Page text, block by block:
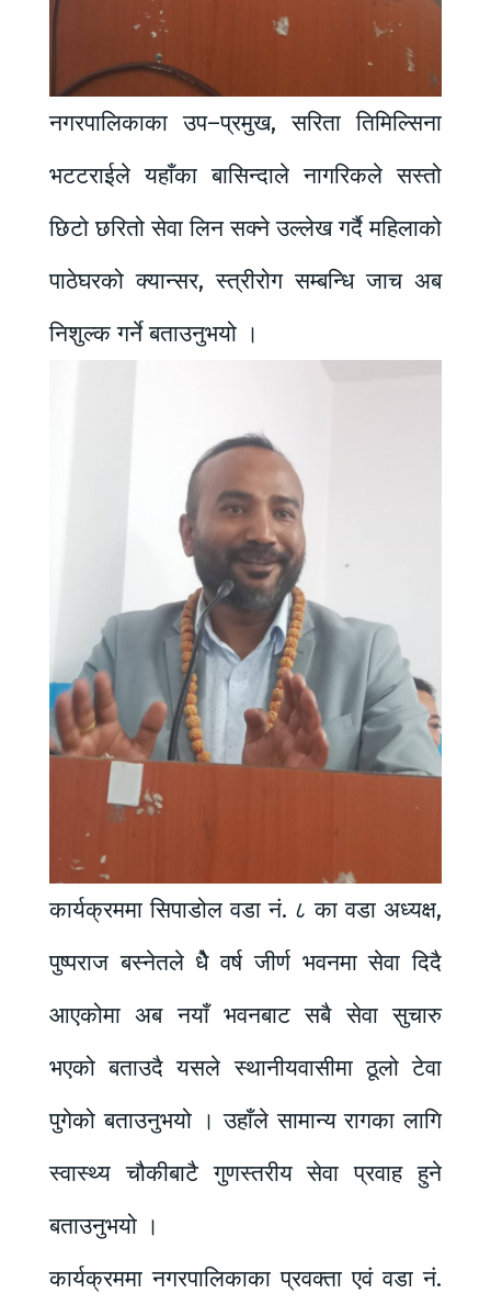
नगरपालिकाका उप–प्रमुख, सरिता तिमिल्सिना
भटटराईले यहाँका बासिन्दाले नागरिकले सस्तो
छिटो छरितो सेवा लिन सक्ने उल्लेख गर्दै महिलाको
पाठेघरको क्यान्सर, स्त्रीरोग सम्बन्धि जाच अब
निशुल्क गर्ने बताउनुभयो ।
कार्यक्रममा सिपाडोल वडा नं. ८ का वडा अध्यक्ष,
पुष्पराज बस्नेतले धेै वर्ष जीर्ण भवनमा सेवा दिदै
आएकोमा अब नयाँ भवनबाट सबै सेवा सुचारु
भएको बताउदै यसले स्थानीयवासीमा ठूलो टेवा
पुगेको बताउनुभयो । उहाँले सामान्य रागका लागि
स्वास्थ्य चौकीबाटै गुणस्तरीय सेवा प्रवाह हुने
बताउनुभयो ।
कार्यक्रममा नगरपालिकाका प्रवक्ता एवं वडा नं.